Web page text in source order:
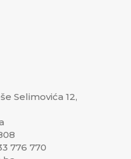
Selimovića 12,
776 770